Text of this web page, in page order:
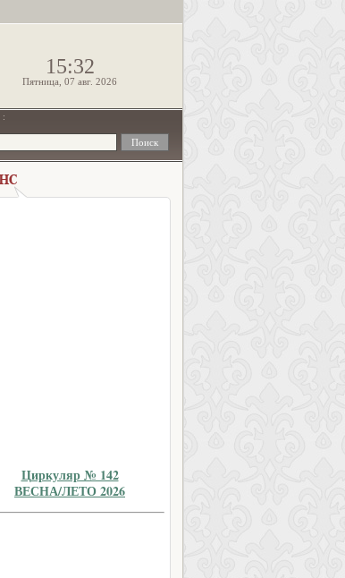
15:32
Пятница, 07 авг. 2026
:
Циркуляр № 142
ВЕСНА/ЛЕТО 2026